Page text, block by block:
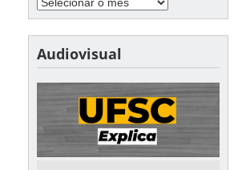
Audiovisual